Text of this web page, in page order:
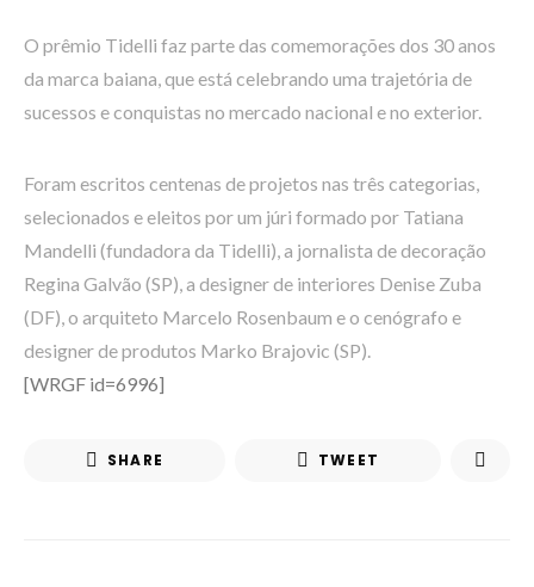
O prêmio Tidelli faz parte das comemorações dos 30 anos
da marca baiana, que está celebrando uma trajetória de
sucessos e conquistas no mercado nacional e no exterior.
Foram escritos centenas de projetos nas três categorias,
selecionados e eleitos por um júri formado por Tatiana
Mandelli (fundadora da Tidelli), a jornalista de decoração
Regina Galvão (SP), a designer de interiores Denise Zuba
(DF), o arquiteto Marcelo Rosenbaum e o cenógrafo e
designer de produtos Marko Brajovic (SP).
[WRGF id=6996]
SHARE TWEET